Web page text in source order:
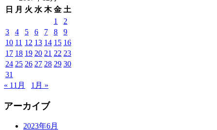
日
月 火 水 木 金 土
1
2
3
4 5 6 7 8
9
10 11 12 13 14 15 16
17 18 19 20 21 22 23
24 25 26 27 28 29 30
31
« 11月
1月 »
アーカイブ
2023年6月